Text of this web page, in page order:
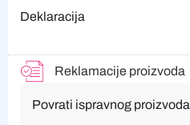
Deklaracija
Reklamacije proizvoda
Povrati ispravnog proizvoda